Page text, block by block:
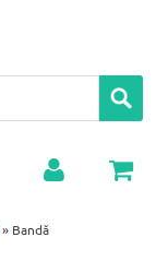
» Bandă